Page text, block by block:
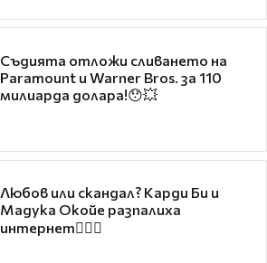
Съдията отложи сливането на
Paramount и Warner Bros. за 110
милиарда долара!😯💥
Любов или скандал? Карди Би и
Мадука Окойе разпалиха
интернет❤️‍🔥🔥